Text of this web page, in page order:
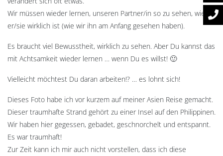
Wir müssen wieder lernen, unseren Partner/in so zu sehen, wie
er/sie wirklich ist (wie wir ihn am Anfang gesehen haben).
Es braucht viel Bewusstheit, wirklich zu sehen. Aber Du kannst das
mit Achtsamkeit wieder lernen … wenn Du es willst! 🙂
Vielleicht möchtest Du daran arbeiten!? … es lohnt sich!
Dieses Foto habe ich vor kurzem auf meiner Asien Reise gemacht.
Dieser traumhafte Strand gehört zu einer Insel auf den Philippinen.
Wir haben hier gegessen, gebadet, geschnorchelt und entspannt.
Es war traumhaft!
Zur Zeit kann ich mir auch nicht vorstellen, dass ich diese